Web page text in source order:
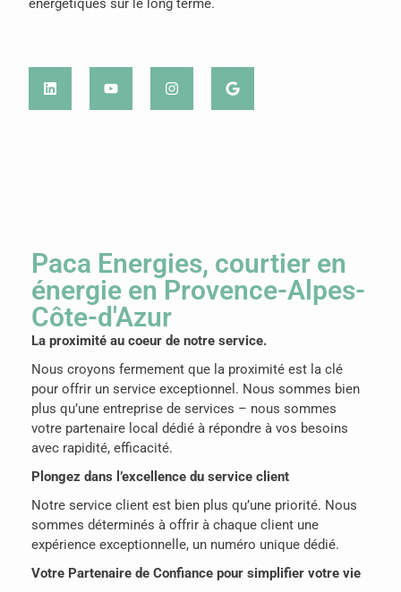
énergétiques sur le long terme.
Paca Energies, courtier en
énergie en Provence-Alpes-
Côte-d'Azur
La proximité au coeur de notre service.
Nous croyons fermement que la proximité est la clé
pour offrir un service exceptionnel. Nous sommes bien
plus qu’une entreprise de services – nous sommes
votre partenaire local dédié à répondre à vos besoins
avec rapidité, efficacité.
Plongez dans l’excellence du service client
Notre service client est bien plus qu’une priorité. Nous
sommes déterminés à offrir à chaque client une
expérience exceptionnelle, un numéro unique dédié.
Votre Partenaire de Confiance pour simplifier votre vie